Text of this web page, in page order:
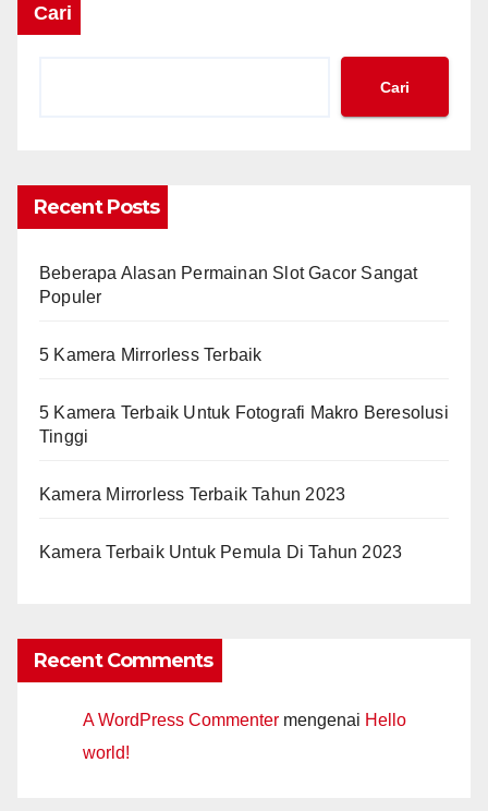
Cari
Cari
Recent Posts
Beberapa Alasan Permainan Slot Gacor Sangat
Populer
5 Kamera Mirrorless Terbaik
5 Kamera Terbaik Untuk Fotografi Makro Beresolusi
Tinggi
Kamera Mirrorless Terbaik Tahun 2023
Kamera Terbaik Untuk Pemula Di Tahun 2023
Recent Comments
A WordPress Commenter mengenai Hello
world!